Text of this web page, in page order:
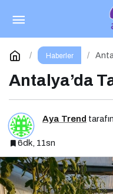
Haberler
Antalya’da
Aya Trend
6dk, 11sn
Doktorclub
Ödülleri 9. Kez
Yorum Yap